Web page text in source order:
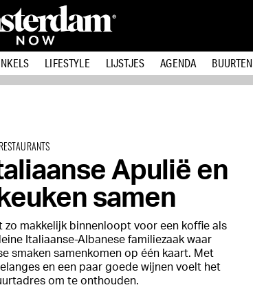
LIFESTYLE LIJSTJES AGENDA BUURTEN
RESTAURANTS
Apulië en
samen
zo makkelijk binnenloopt voor een koffie als
Italiaanse-Albanese familiezaak waar
smaken samenkomen op één kaart. Met
en een paar goede wijnen voelt het
om te onthouden.